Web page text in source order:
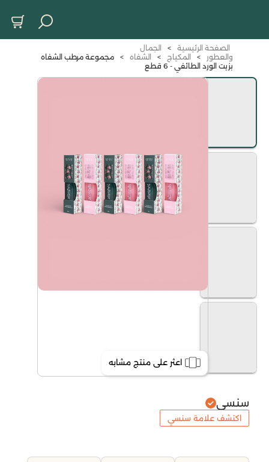
الصفحة الرئيسية >
الجمال
والعطور
> المكياج > الشفاه >
مجموعة مرطب الشفاه
بزيت الورد الطائفي - 6 قطع
اعثر على منتج مشابه
سنسي
اكتشف علامة سنسي